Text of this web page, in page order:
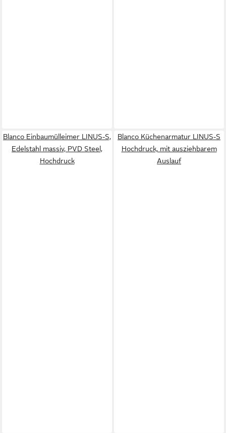
Blanco Einbaumülleimer LINUS-S,
Edelstahl massiv, PVD Steel,
Hochdruck
Blanco Küchenarmatur LINUS-S
Hochdruck, mit ausziehbarem
Auslauf